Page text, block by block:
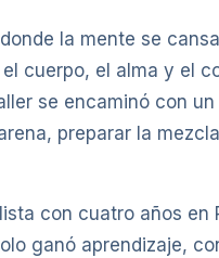
la mente se
cuerpo, el alma y el
se encaminó con
preparar la
con cuatro años
ganó aprendizaje,